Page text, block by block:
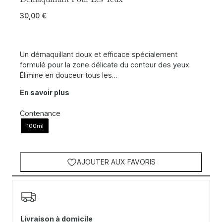
30,00 €
Un démaquillant doux et efficace spécialement
formulé pour la zone délicate du contour des yeux.
Élimine en douceur tous les…
En savoir plus
Contenance
100ml
AJOUTER AUX FAVORIS
Livraison à domicile